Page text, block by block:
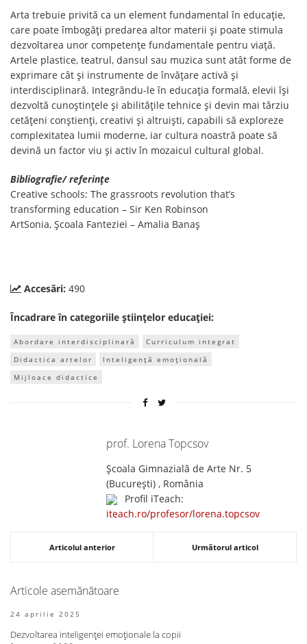
Arta trebuie privită ca un element fundamental în educație,
care poate îmbogăți predarea altor materii și poate stimula
dezvoltarea unor competențe fundamentale pentru viață.
Artele plastice, teatrul, dansul sau muzica sunt atât forme de
exprimare cât și instrumente de învățare activă și
interdisciplinară. Integrându-le în educația formală, elevii își
dezvoltă cunoștințele și abilitățile tehnice și devin mai târziu
cetățeni conștienți, creativi și altruiști, capabili să exploreze
complexitatea lumii moderne, iar cultura noastră poate să
devină un factor viu și activ în mozaicul cultural global.
Bibliografie/ referințe
Creative schools: The grassroots revolution that’s
transforming education – Sir Ken Robinson
ArtSonia, Școala Fanteziei – Amalia Banaș
Accesări: 490
Încadrare în categoriile științelor educației:
Abordare interdisciplinară
Curriculum integrat
Didactica artelor
Inteligență emoțională
Mijloace didactice
prof. Lorena Topcsov
Școala Gimnazială de Arte Nr. 5
(Bucureşti) , România
Profil iTeach:
iteach.ro/profesor/lorena.topcsov
Articolul anterior Următorul articol
Articole asemănătoare
24 aprilie 2025
Dezvoltarea inteligenței emoționale la copii